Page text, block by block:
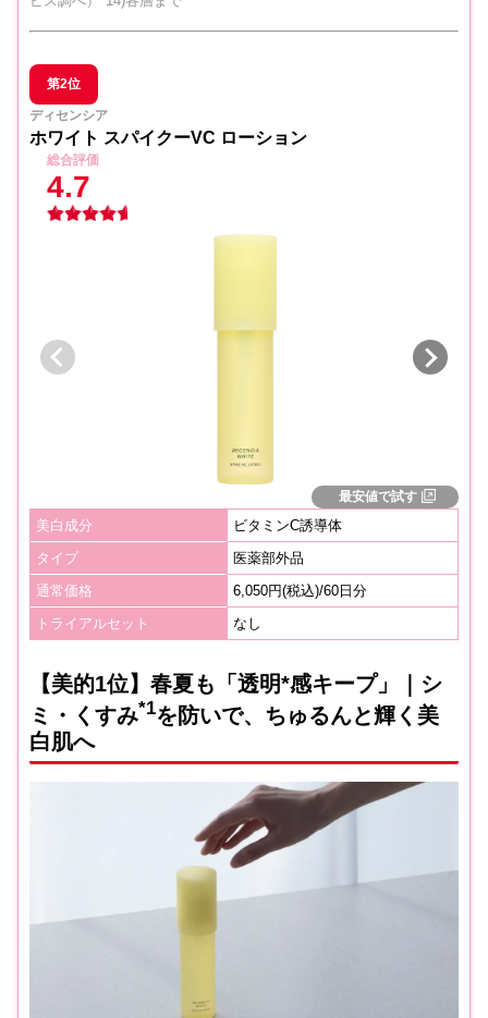
第2位
ディセンシア
ホワイト スパイクーVC ローション
総合評価
4.7
最安値で試す
美白成分
ビタミンC誘導体
タイプ
医薬部外品
通常価格
6,050円(税込)/60日分
トライアルセット
なし
【美的1位】春夏も「透明*感キープ」｜シ
ミ・くすみ*1を防いで、ちゅるんと輝く美
白肌へ